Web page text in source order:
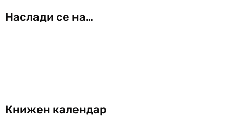
Наслади се на…
Книжен календар